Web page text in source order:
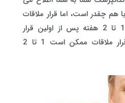
هم چقدر است، اما قرار ملاقات
دوم شما احتمالا حداقل 1 تا 2 هفته پس از اولین قرار
ملاقات خواهد بود. هر قرار ملاقات ممکن است 1 تا 2